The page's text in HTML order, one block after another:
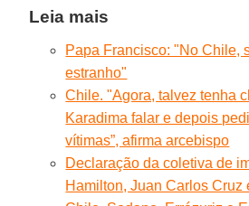
Leia mais
Papa Francisco: "No Chile,
estranho"
Chile. "Agora, talvez tenha
Karadima falar e depois
vítimas”, afirma arcebispo
Declaração da coletiva de
Hamilton, Juan Carlos Cruz